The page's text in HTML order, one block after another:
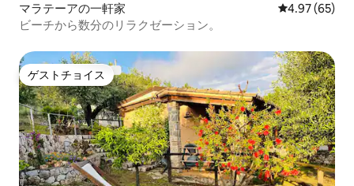
マラテーアの一軒家 レビュー65
4.97 (65)
ビーチから数分のリラクゼーション。
ゲストチョイス
ゲストチョイス